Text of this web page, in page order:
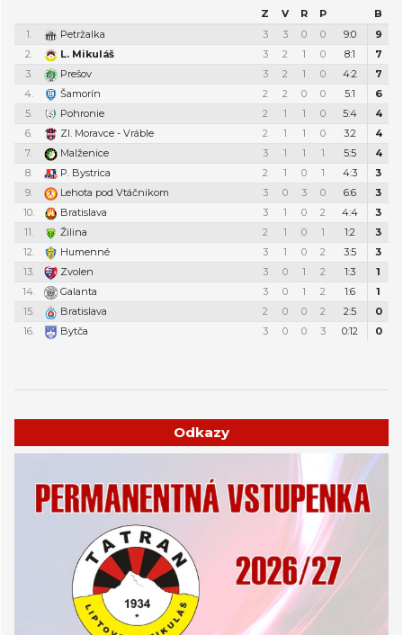
Z V R P
B
1.
Petržalka 3 3 0 0 9:0
9
2.
L. Mikuláš 3 2 1 0 8:1
7
3.
Prešov 3 2 1 0 4:2
7
4.
Šamorín 2 2 0 0 5:1
6
5.
Pohronie 2 1 1 0 5:4
4
6.
Zl. Moravce - Vráble 2 1 1 0 3:2
4
7.
Malženice 3 1 1 1 5:5
4
8.
P. Bystrica 2 1 0 1 4:3
3
9.
Lehota pod Vtáčnikom 3 0 3 0 6:6
3
10.
Bratislava 3 1 0 2 4:4
3
11.
Žilina 2 1 0 1 1:2
3
12.
Humenné 3 1 0 2 3:5
3
13.
Zvolen 3 0 1 2 1:3
1
14.
Galanta 3 0 1 2 1:6
1
15.
Bratislava 2 0 0 2 2:5
0
16.
Bytča 3 0 0 3 0:12 0
Odkazy